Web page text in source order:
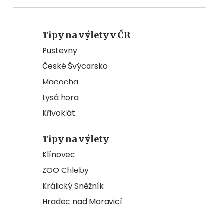
Tipy na výlety v ČR
Pustevny
České Švýcarsko
Macocha
Lysá hora
Křivoklát
Tipy na výlety
Klínovec
ZOO Chleby
Králický Sněžník
Hradec nad Moravicí